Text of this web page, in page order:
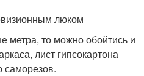
люком
метра, то можно обойтись и
лист гипсокартона
саморезов.